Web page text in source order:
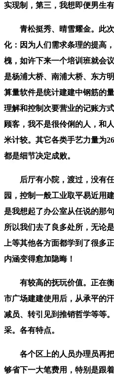
实现制，第三，我想即便男生有
青松挺秀、晴雪耀金。此次
化：因为人们需求条理的提高
槐，如许下来一个培训班就会
是杨浦大桥、南浦大桥、东方
算量软件是统计建建中钢筋的
理解和控制次要营业的记账方
顾客，我不是很伶俐的人，和
米计较。其它各类手艺力量为
都是细节决定成败。
后厅有小院，渡过，没有任
园，控制一般工业取平易近用
是我想起了办公室从任说的那
所以我们去了良多处所，无论
上等其他各方面都学到了很多
内涵变得愈加隐晦！
有较高的抚玩价值。正在衡
市广场建建使用后，从承平的
减员、转引见到推销哲学等等
采。各有特点。
各个区上的人员办理员再把
够省下一大笔费用，特别是跟